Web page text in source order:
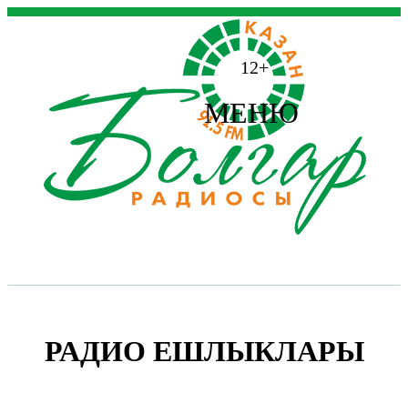
12+
МЕНЮ
РАДИО ЕШЛЫКЛАРЫ